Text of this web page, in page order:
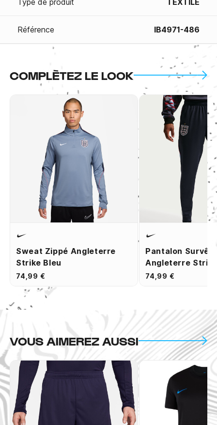
Type de produit TEXTILE
Référence IB4971-486
COMPLÈTEZ LE LOOK
Sweat Zippé Angleterre
Strike Bleu
74,99 €
Pantalon
Angleterre
74,99 €
VOUS AIMEREZ AUSSI